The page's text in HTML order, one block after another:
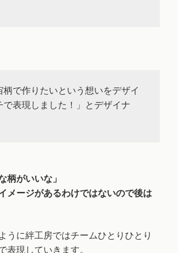
柄で作りたいという想いをデザイ
で表現しました！」とデザイナ
柄がいいな」
メージがあるわけではないので後は
うに絆工房ではチームひとりひとり
表現していきます。